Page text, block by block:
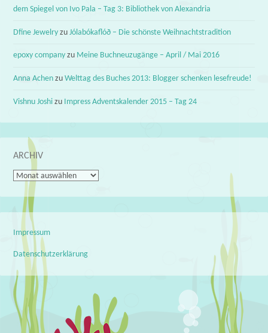
dem Spiegel von Ivo Pala – Tag 3: Bibliothek von Alexandria
Dfine Jewelry zuJólabókaflóð – Die schönste Weihnachtstradition
epoxy company zu Meine Buchneuzugänge – April / Mai 2016
Anna Achen zuWelttag des Buches 2013: Blogger schenken lesefreude!
Vishnu Joshi zu Impress Adventskalender 2015 – Tag 24
ARCHIV
Archiv
Impressum
Datenschutzerklärung